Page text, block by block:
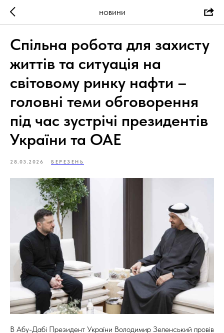
НОВИНИ
Спільна робота для захисту
життів та ситуація на
світовому ринку нафти –
головні теми обговорення
під час зустрічі президентів
України та ОАЕ
28.03.2026 БЕРЕЗЕНЬ
В Абу-Дабі Президент України Володимир Зеленський провів